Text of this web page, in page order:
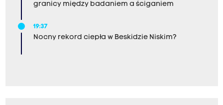
granicy między badaniem a ściganiem
19:37
Nocny rekord ciepła w Beskidzie Niskim?